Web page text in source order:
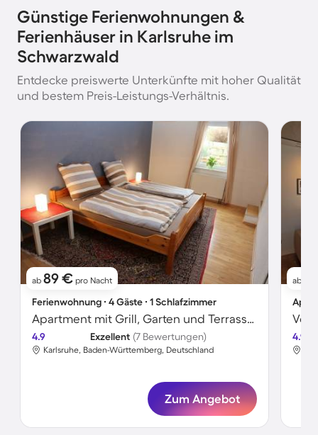
Günstige Ferienwohnungen &
Ferienhäuser in Karlsruhe im
Schwarzwald
Entdecke preiswerte Unterkünfte mit hoher Qualität
und bestem Preis-Leistungs-Verhältnis.
ab 89 € pro Nacht
Ferienwohnung ∙ 4 Gäste ∙ 1 Schlafzimmer
Apartment mit Grill, Garten und Terrasse | Gartenblick
4.9 Exzellent (7 Bewertungen)
Karlsruhe, Baden-Württemberg, Deutschland
Zum Angebot
ab
4.9